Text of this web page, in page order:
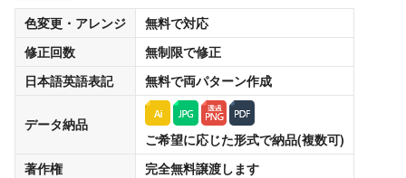
色変更・アレンジ
無料で対応
修正回数
無制限で修正
日本語英語表記
無料で両パターン作成
データ納品
ご希望に応じた形式で納品(複数可)
著作権
完全無料譲渡します